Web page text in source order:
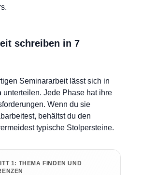
schreiben in 7
Seminararbeit lässt sich in
unterteilen. Jede Phase hat ihre
Wenn du sie
behältst du den
typische Stolpersteine.
1: THEMA FINDEN UND